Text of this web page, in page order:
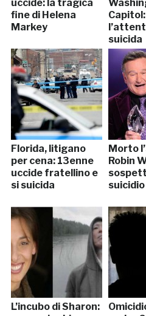
uccide: la tragica
fine di Helena
Markey
Capitol:
suicida
Florida, litigano
per cena: 13enne
uccide fratellino e
si suicida
Morto
Robin
suicidio
L’incubo di Sharon: